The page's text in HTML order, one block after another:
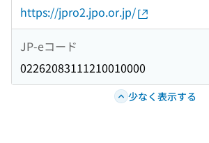
https://jpro2.jpo.or.jp/
JP-eコード
02262083111210010000
少なく表示する